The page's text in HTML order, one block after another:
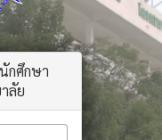
กศึกษา
ลัย